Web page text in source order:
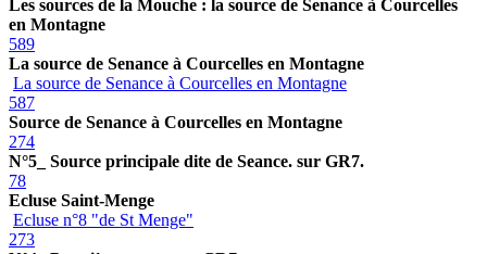
Les sources de la Mouche : la source de Senance à Courcelles
en Montagne
589
La source de Senance à Courcelles en Montagne
La source de Senance à Courcelles en Montagne
587
Source de Senance à Courcelles en Montagne
274
N°5_ Source principale dite de Seance. sur GR7.
78
Ecluse Saint-Menge
Ecluse n°8 "de St Menge"
273